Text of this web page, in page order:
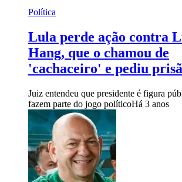
Política
Lula perde ação contra
Hang, que o chamou de
'cachaceiro' e pediu
Juiz entendeu que presidente é figura
fazem parte do jogo políticoHá 3 anos